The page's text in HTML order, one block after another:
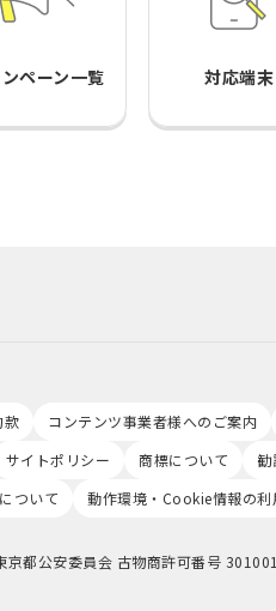
ペーン一覧 対応端末
款 コンテンツ事業者様へのご案内
サイトポリシー 商標について 勧
ついて
動作環境・Cookie情報の利
京都公安委員会 古物商許可番号